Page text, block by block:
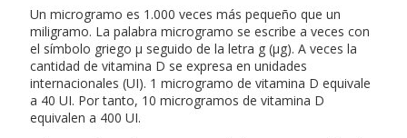
Un microgramo es 1.000 veces más pequeño que un
miligramo. La palabra microgramo se escribe a veces con
el símbolo griego μ seguido de la letra g (μg). A veces la
cantidad de vitamina D se expresa en unidades
internacionales (UI). 1 microgramo de vitamina D equivale
a 40 UI. Por tanto, 10 microgramos de vitamina D
equivalen a 400 UI.